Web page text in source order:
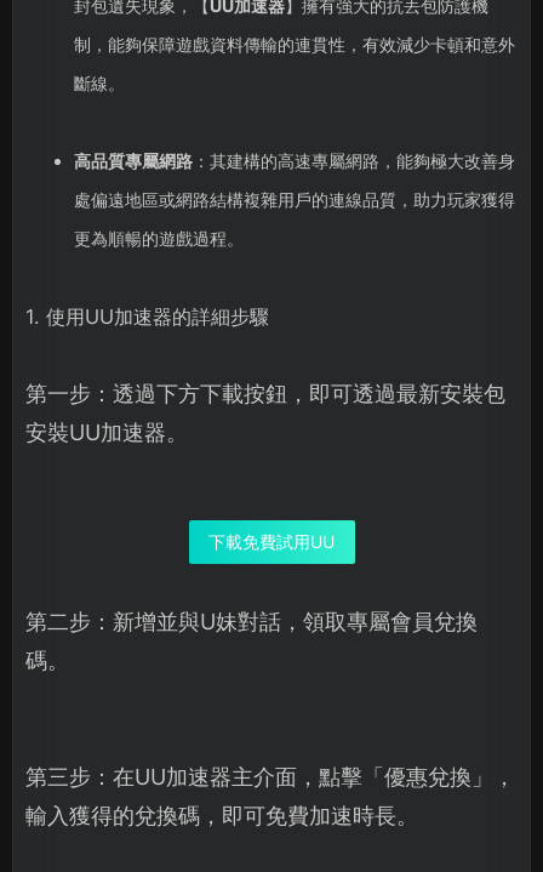
封包遺失現象，【UU加速器】擁有強大的抗丟包防護機
制，能夠保障遊戲資料傳輸的連貫性，有效減少卡頓和意外
斷線。
高品質專屬網路：其建構的高速專屬網路，能夠極大改善身
處偏遠地區或網路結構複雜用戶的連線品質，助力玩家獲得
更為順暢的遊戲過程。
1. 使用UU加速器的詳細步驟
第一步：透過下方下載按鈕，即可透過最新安裝包
安裝UU加速器。
下載免費試用UU
第二步：新增並與U妹對話，領取專屬會員兌換
碼。
第三步：在UU加速器主介面，點擊「優惠兌換」，
輸入獲得的兌換碼，即可免費加速時長。